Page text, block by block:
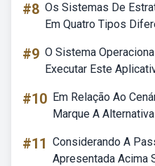
#8 Os Sistemas De
Em Quatro Tipos
#9 O Sistema
Executar Este
#10 Em Relação Ao
Marque A
#11 Considerando A
Apresentada Acima